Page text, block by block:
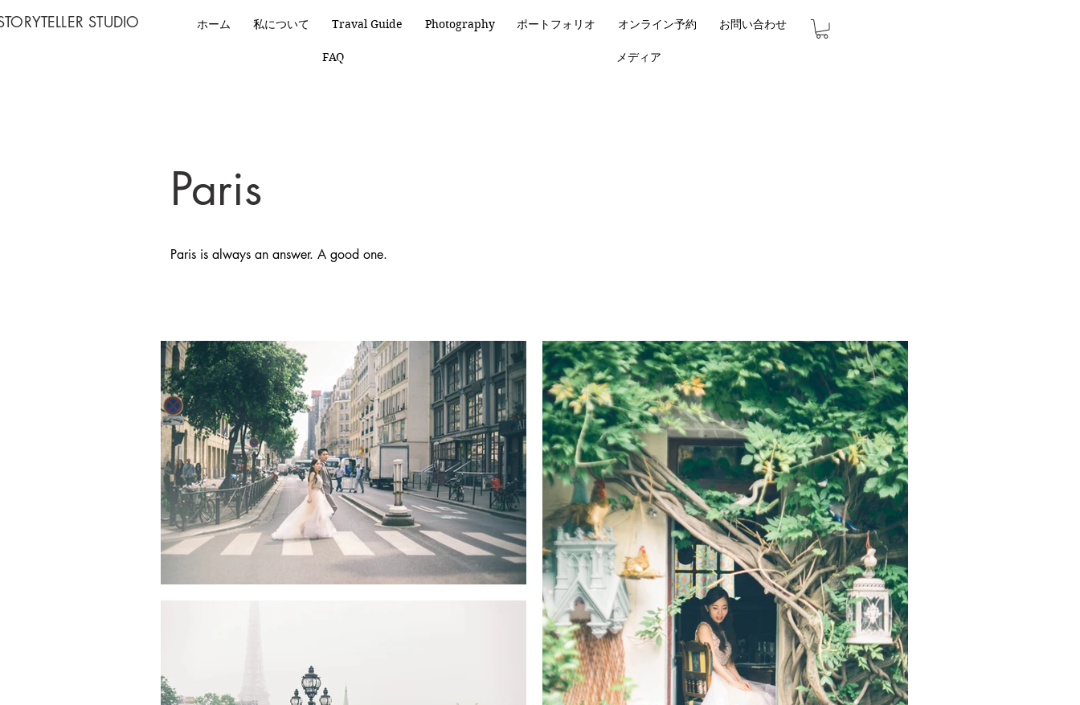
STUDIO ホーム 私について Traval Guide Photography ポートフォリオ オンライン予約 お問い合わせ
FAQ メディア
Paris
Paris is always an answer. A good one.